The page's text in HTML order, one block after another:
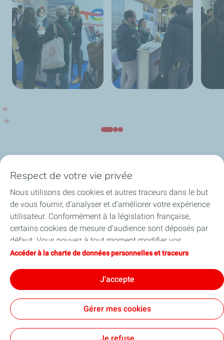
Plateforme de Feyzin
Engagements & Valeurs
Projets
Publications
Accessibilité : Partiellement conforme
Respect de votre vie privée
Nous utilisons des cookies et autres traceurs dans le but
de vous fournir, d’analyser et d’améliorer votre expérience
utilisateur. Conformément à la législation française,
certains cookies de mesure d'audience sont déposés par
défaut. Vous pouvez à tout moment modifier vos
paramètres de cookies en cliquant sur le bouton « Gérer
vous acceptez le dépôt de l’ensemble des cookies. Dans le
cas où vous cliquez sur « Je refuse », seuls les cookies
techniques nécessaires au bon fonctionnement du site
seront utilisés. Pour plus d’informations, vous pouvez
traceurs ».
Accéder à la charte de données personnelles et traceurs
J'accepte
Gérer mes cookies